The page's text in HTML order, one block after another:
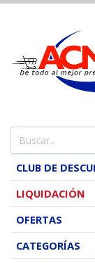
CLUB DE
LIQUIDACIÓN
OFERTAS
CATEGORÍAS